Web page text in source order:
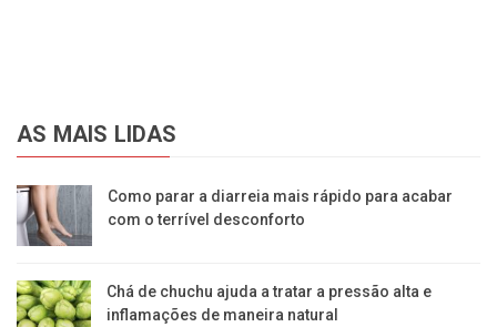
AS MAIS LIDAS
Como parar a diarreia mais rápido para acabar
com o terrível desconforto
Chá de chuchu ajuda a tratar a pressão alta e
inflamações de maneira natural